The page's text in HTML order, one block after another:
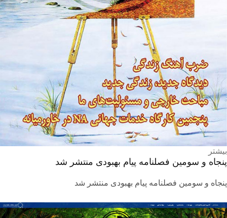
بیشتر
پنجاه و سومین فصلنامه پیام بهبودی منتشر شد
پنجاه و سومین فصلنامه پیام بهبودی منتشر شد